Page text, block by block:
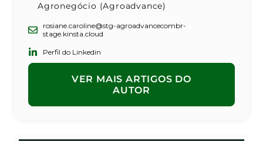
Agronegócio (Agroadvance)
rosiane.caroline@stg-agroadvancecombr-
stage.kinsta.cloud
Perfil do Linkedin
VER MAIS ARTIGOS DO
AUTOR